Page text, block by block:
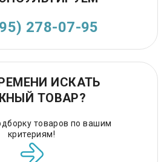
278-07-95
ИСКАТЬ
ТОВАР?
товаров по вашим
критериям!